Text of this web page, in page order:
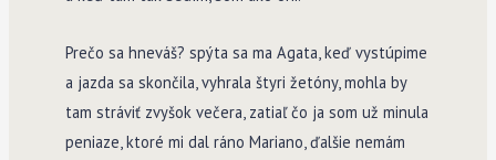
Prečo sa hneváš? spýta sa ma Agata, keď vystúpime
a jazda sa skončila, vyhrala štyri žetóny, mohla by
tam stráviť zvyšok večera, zatiaľ čo ja som už minula
peniaze, ktoré mi dal ráno Mariano, ďalšie nemám